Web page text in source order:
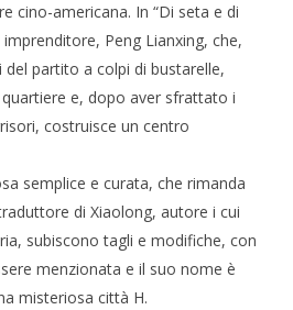
cino-americana. In “Di seta e di
Peng Lianxing, che,
partito a colpi di bustarelle,
e, dopo aver sfrattato i
costruisce un centro
semplice e curata, che rimanda
di Xiaolong, autore i cui
subiscono tagli e modifiche, con
menzionata e il suo nome è
misteriosa città H.